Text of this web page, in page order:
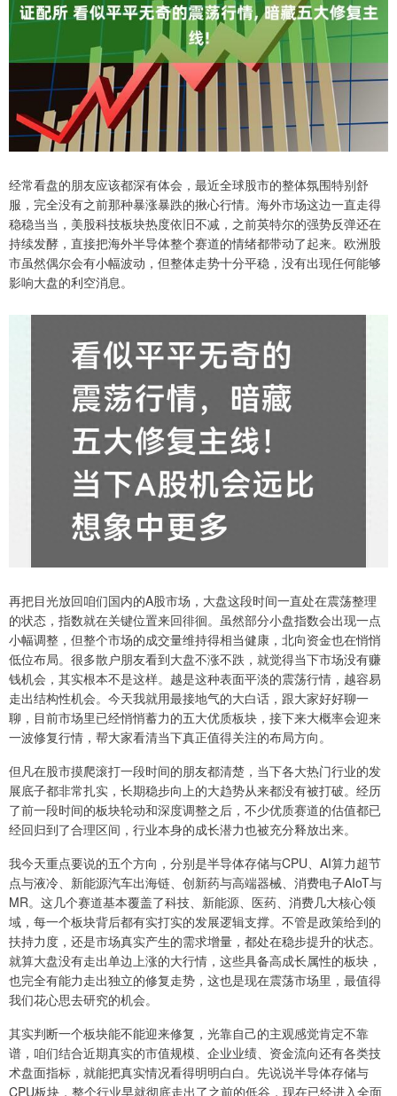
经常看盘的朋友应该都深有体会，最近全球股市的整体氛围特别舒
服，完全没有之前那种暴涨暴跌的揪心行情。海外市场这边一直走得
稳稳当当，美股科技板块热度依旧不减，之前英特尔的强势反弹还在
持续发酵，直接把海外半导体整个赛道的情绪都带动了起来。欧洲股
市虽然偶尔会有小幅波动，但整体走势十分平稳，没有出现任何能够
影响大盘的利空消息。
再把目光放回咱们国内的A股市场，大盘这段时间一直处在震荡整理
的状态，指数就在关键位置来回徘徊。虽然部分小盘指数会出现一点
小幅调整，但整个市场的成交量维持得相当健康，北向资金也在悄悄
低位布局。很多散户朋友看到大盘不涨不跌，就觉得当下市场没有赚
钱机会，其实根本不是这样。越是这种表面平淡的震荡行情，越容易
走出结构性机会。今天我就用最接地气的大白话，跟大家好好聊一
聊，目前市场里已经悄悄蓄力的五大优质板块，接下来大概率会迎来
一波修复行情，帮大家看清当下真正值得关注的布局方向。
但凡在股市摸爬滚打一段时间的朋友都清楚，当下各大热门行业的发
展底子都非常扎实，长期稳步向上的大趋势从来都没有被打破。经历
了前一段时间的板块轮动和深度调整之后，不少优质赛道的估值都已
经回归到了合理区间，行业本身的成长潜力也被充分释放出来。
我今天重点要说的五个方向，分别是半导体存储与CPU、AI算力超节
点与液冷、新能源汽车出海链、创新药与高端器械、消费电子AIoT与
MR。这几个赛道基本覆盖了科技、新能源、医药、消费几大核心领
域，每一个板块背后都有实打实的发展逻辑支撑。不管是政策给到的
扶持力度，还是市场真实产生的需求增量，都处在稳步提升的状态。
就算大盘没有走出单边上涨的大行情，这些具备高成长属性的板块，
也完全有能力走出独立的修复走势，这也是现在震荡市场里，最值得
我们花心思去研究的机会。
其实判断一个板块能不能迎来修复，光靠自己的主观感觉肯定不靠
谱，咱们结合近期真实的市值规模、企业业绩、资金流向还有各类技
术盘面指标，就能把真实情况看得明明白白。先说说半导体存储与
CPU板块，整个行业早就彻底走出了之前的低谷，现在已经进入全面